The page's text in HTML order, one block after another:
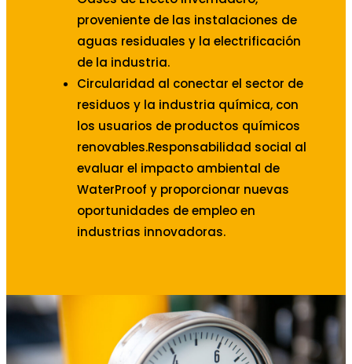
proveniente de las instalaciones de
aguas residuales y la electrificación
de la industria.
Circularidad al conectar el sector de
residuos y la industria química, con
los usuarios de productos químicos
renovables.Responsabilidad social al
evaluar el impacto ambiental de
WaterProof y proporcionar nuevas
oportunidades de empleo en
industrias innovadoras.